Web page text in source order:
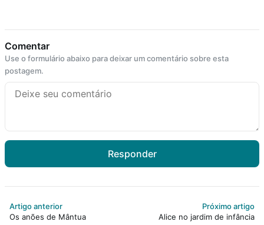
Comentar
Use o formulário abaixo para deixar um comentário sobre esta
postagem.
Responder
Artigo anterior
Os anões de Mântua
Próximo artigo
Alice no jardim de infância